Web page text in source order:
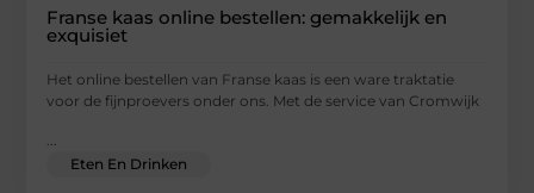
Franse kaas online bestellen: gemakkelijk en
exquisiet
Het online bestellen van Franse kaas is een ware traktatie
voor de fijnproevers onder ons. Met de service van Cromwijk
Eten En Drinken